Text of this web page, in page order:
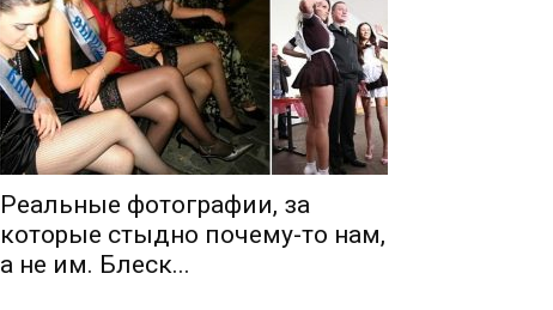
Реальные фотографии, за
которые стыдно почему-то нам,
а не им. Блеск...